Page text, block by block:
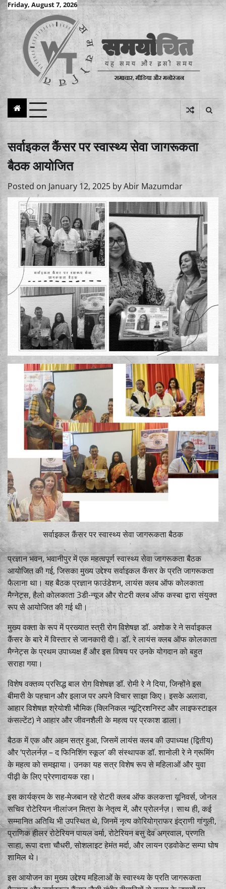
Skip
to
content
Friday, August 7, 2026
सर्वाइकल कैंसर पर स्वास्थ्य सेवा जागरूकता
बैठक आयोजित
Posted on January 12, 2025 byAbir Mazumdar
सर्वाइकल कैंसर पर स्वास्थ्य सेवा जागरूकता बैठक
प्रज्ञान भवन, भवानीपुर में एक महत्वपूर्ण स्वास्थ्य सेवा जागरूकता बैठक
आयोजित की गई, जिसका मुख्य उद्देश्य सर्वाइकल कैंसर के प्रति जागरूकता
फैलाना था। यह बैठक प्रज्ञान फाउंडेशन, लायंस क्लब ऑफ कोलकाता
मैग्नेट्स, हैलो कोलकाता 3डी-न्यूज और रोटरी क्लब ऑफ कस्बा द्वारा संयुक्त
रूप से आयोजित की गई थी।
मुख्य वक्ता के रूप में प्रख्यात स्त्री रोग विशेषज्ञ डॉ. अशोक रे ने सर्वाइकल
कैंसर के बारे में विस्तार से जानकारी दी। डॉ. रे लायंस क्लब ऑफ कोलकाता
मैग्नेट्स के प्रथम उपाध्यक्ष हैं और इस विषय पर उनके योगदान को बहुत
सराहा गया।
विशेष वक्तव्य प्रसिद्ध बाल रोग विशेषज्ञ डॉ. रोमी रे ने दिया, जिन्होंने इस
बीमारी के पहचान और इलाज पर अपने विचार साझा किए। इसके अलावा,
आहार विशेषज्ञ श्रेयोशी भौमिक (क्लिनिकल न्यूट्रिशनिस्ट और लाइफस्टाइल
कंसल्टेंट) ने आहार और जीवनशैली के महत्व पर प्रकाश डाला।
बैठक में एक और अहम सत्र हुआ, जिसमें लायंस क्लब की उपाध्यक्ष (द्वितीय)
और ‘प्रोलर्नज़ – द फिनिशिंग स्कूल’ की संस्थापक डॉ. शानोली रे ने ग्रूमिंग
के महत्व को समझाया। उनका यह सत्र विशेष रूप से महिलाओं और युवा
पीढ़ी के लिए प्रेरणादायक रहा।
इस कार्यक्रम के सह-मेजबान रहे रोटरी क्लब ऑफ कलकत्ता यूनिवर्स, जोनल
सचिव रोटेरियन नीलांजन मित्रा के नेतृत्व में, और प्रोलर्नज़। साथ ही, कई
सम्मानित अतिथि भी उपस्थित थे, जिनमें नृत्य कोरियोग्राफर इंद्राणी गांगुली,
प्राणिक हीलर रोटेरियन पायल वर्मा, रोटेरियन बसु देव अग्रवाल, प्रणति
साहा, रूपा दत्ता चौधरी, सोशलाइट हेमंत मर्दा, और लायन एडवोकेट सम्पा घोष
शामिल थे।
इस आयोजन का मुख्य उद्देश्य महिलाओं के स्वास्थ्य के प्रति जागरूकता